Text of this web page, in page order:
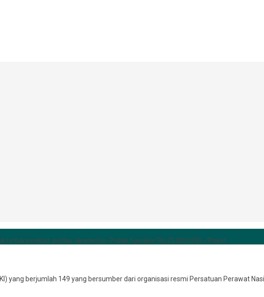
untuk pejabat, politisi, akademisi, Publik Speaker Rp 25.000.000,-/Paket
yang berjumlah 149 yang bersumber dari organisasi resmi Persatuan Perawat